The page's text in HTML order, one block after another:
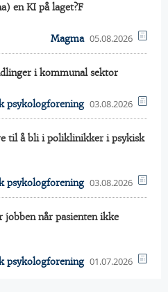
en KI på laget?F
Magma 05.08.2026
i kommunal sektor
psykologforening 03.08.2026
til å bli i poliklinikker i psykisk
psykologforening 03.08.2026
når pasienten ikke
psykologforening 01.07.2026